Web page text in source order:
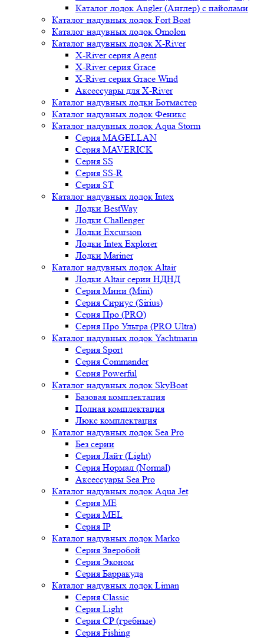
Каталог лодок Angler (Англер) с пайолами
Каталог надувных лодок Fort Boat
Каталог надувных лодок Omolon
Каталог надувных лодок X-River
X-River серия Agent
X-River серия Grace
X-River серия Grace Wind
Аксессуары для X-River
Каталог надувных лодки Ботмастер
Каталог надувных лодок Феникc
Каталог надувных лодок Aqua Storm
Серия MAGELLAN
Серия MAVERICK
Серия SS
Серия SS-R
Серия ST
Каталог надувных лодок Intex
Лодки BestWay
Лодки Challenger
Лодки Excursion
Лодки Intex Explorer
Лодки Mariner
Каталог надувных лодок Altair
Лодки Altair серии НДНД
Серия Мини (Mini)
Серия Сириус (Sirius)
Серия Про (PRO)
Серия Про Ультра (PRO Ultra)
Каталог надувных лодок Yachtmarin
Серия Sport
Серия Commander
Серия Powerful
Каталог надувных лодок SkyBoat
Базовая комплектация
Полная комплектация
Люкс комплектация
Каталог надувных лодок Sea Pro
Без серии
Серия Лайт (Light)
Серия Нормал (Normal)
Аксессуары Sea Pro
Каталог надувных лодок Aqua Jet
Серия ME
Серия MEL
Серия IP
Каталог надувных лодок Marko
Серия Зверобой
Серия Эконом
Серия Барракуда
Каталог надувных лодок Liman
Серия Classic
Серия Light
Серия CP (гребные)
Серия Fishing